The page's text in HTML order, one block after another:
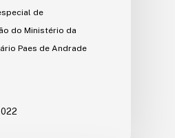
de
do Ministério da
Paes de Andrade